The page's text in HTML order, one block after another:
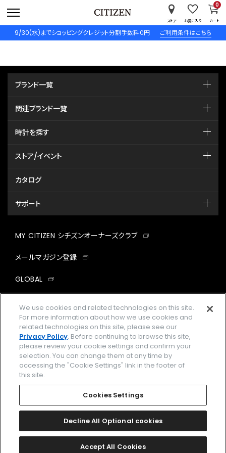
9/30(水)までショッピングクレジット分割手数料０円 ご利用条件はこちら
ストア お気に入り カート
0
ブランド一覧
関連ブランド一覧
時計を探す
ストア/イベント
カタログ
サポート
MY CITIZEN シチズンオーナーズクラブ
メールマガジン登録
GLOBAL
facebookinstagramtwitter
企業情報 ご利用規約
プライバシーポリシー Cookies Settings
Amazon PayはAmazon.com, Inc.またはその関連会社の商標です。
2026 CITIZEN WATCH CO., LTD.
We use cookies and related technologies on this site.
For more information about how we use cookies and
related technologies on this site, please see our
Privacy Policy. Before continuing to browse this site,
please review your cookie settings and confirm your
selection. You can change them at any time by
accessing the "Cookie Settings" link in the footer of
this site.
Cookies Settings
Decline All Optional cookies
Accept All Cookies